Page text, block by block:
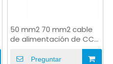
50 mm2 70 mm2 cable
de alimentación de CC
solar NSGAFOU 10 mm
enchocket
Preguntar